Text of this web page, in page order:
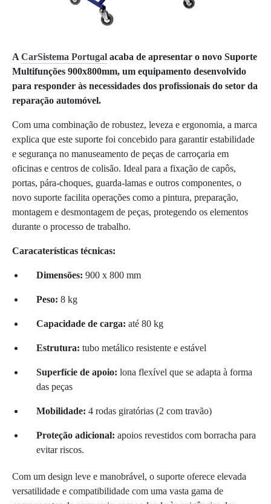
A CarSistema Portugal acaba de apresentar o novo Suporte
Multifunções 900x800mm, um equipamento desenvolvido
para responder às necessidades dos profissionais do setor da
reparação automóvel.
Com uma combinação de robustez, leveza e ergonomia, a marca
explica que este suporte foi concebido para garantir estabilidade
e segurança no manuseamento de peças de carroçaria em
oficinas e centros de colisão. Ideal para a fixação de capôs,
portas, pára-choques, guarda-lamas e outros componentes, o
novo suporte facilita operações como a pintura, preparação,
montagem e desmontagem de peças, protegendo os elementos
durante o processo de trabalho.
Caracaterísticas técnicas:
Dimensões: 900 x 800 mm
Peso: 8 kg
Capacidade de carga: até 80 kg
Estrutura: tubo metálico resistente e estável
Superfície de apoio: lona flexível que se adapta à forma
das peças
Mobilidade: 4 rodas giratórias (2 com travão)
Proteção adicional: apoios revestidos com borracha para
evitar riscos.
Com um design leve e manobrável, o suporte oferece elevada
versatilidade e compatibilidade com uma vasta gama de